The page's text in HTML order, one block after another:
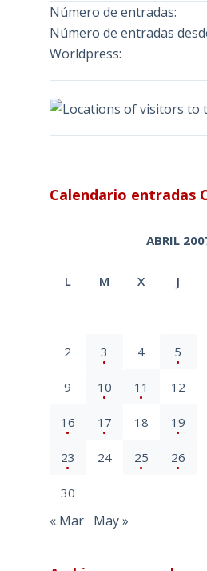
Número de entradas:
Número de entradas
Worldpress:
Calendario entradas
ABRIL
L M X J
2 3 4 5
9 10 11 12
16 17 18 19
23 24 25 26
30
« Mar May »